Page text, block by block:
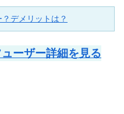
デメリットは？
ップ式
ーザー詳細を見る